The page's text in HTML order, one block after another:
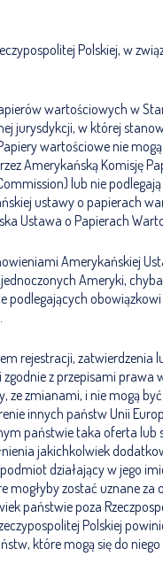
Polskiej, w
wartościowych w
jurysdykcji, w której
wartościowe nie
Amerykańską Komisję
lub nie
ustawy o papierach
Ustawa o Papierach
Amerykańskiej
Ameryki,
podlegających
rejestracji, zatwierdzenia
z przepisami prawa
zmianami, i nie mogą
innych państw Unii
państwie taka oferta lub
jakichkolwiek
działający w jego
mogłyby zostać uznane za
państwie poza
Polskiej
które mogą się do